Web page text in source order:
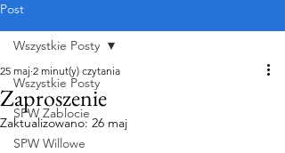
Post
Wszystkie Posty
SPW Zablocie
SPW Willowe
Wszystkie Posty
Zaproszenie
25 maj 2 minut(y) czytania
Zaktualizowano: 26 maj